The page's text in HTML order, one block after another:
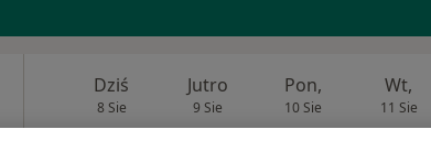
Dziś
8 Sie
Jutro
9 Sie
Pon,
10 Sie
Wt,
11 Sie